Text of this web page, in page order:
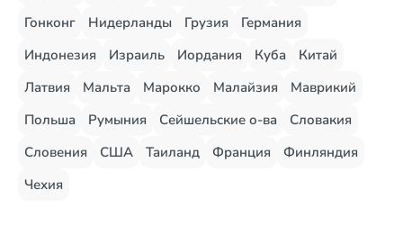
Гонконг
Нидерланды Грузия
Германия
Индонезия
Израиль Иордания Куба
Китай
Латвия
Мальта Марокко Малайзия
Маврикий
Польша
Румыния Сейшельские о-ва
Словакия
Словения
США Таиланд Франция
Финляндия
Чехия